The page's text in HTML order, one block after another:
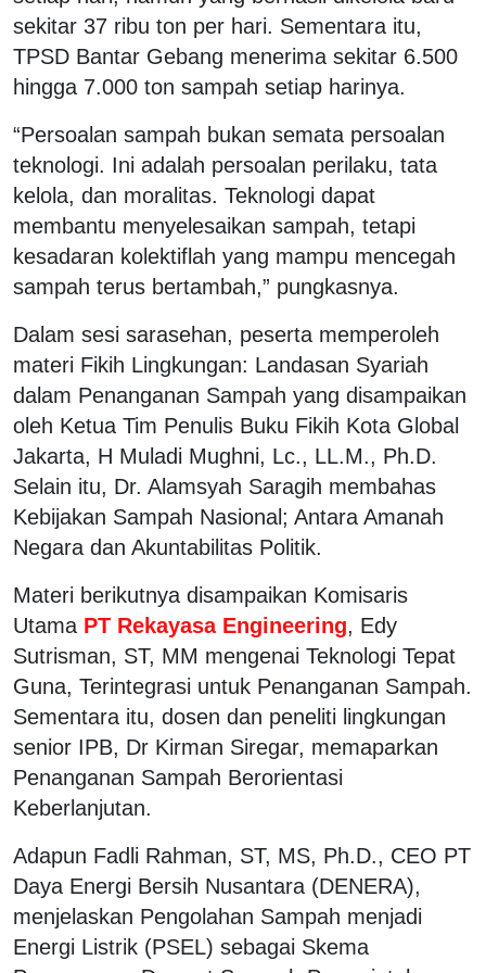
sekitar 37 ribu ton per hari. Sementara itu,
TPSD Bantar Gebang menerima sekitar 6.500
hingga 7.000 ton sampah setiap harinya.
“Persoalan sampah bukan semata persoalan
teknologi. Ini adalah persoalan perilaku, tata
kelola, dan moralitas. Teknologi dapat
membantu menyelesaikan sampah, tetapi
kesadaran kolektiflah yang mampu mencegah
sampah terus bertambah,” pungkasnya.
Dalam sesi sarasehan, peserta memperoleh
materi Fikih Lingkungan: Landasan Syariah
dalam Penanganan Sampah yang disampaikan
oleh Ketua Tim Penulis Buku Fikih Kota Global
Jakarta, H Muladi Mughni, Lc., LL.M., Ph.D.
Selain itu, Dr. Alamsyah Saragih membahas
Kebijakan Sampah Nasional; Antara Amanah
Negara dan Akuntabilitas Politik.
Materi berikutnya disampaikan Komisaris
Utama PT Rekayasa Engineering, Edy
Sutrisman, ST, MM mengenai Teknologi Tepat
Guna, Terintegrasi untuk Penanganan Sampah.
Sementara itu, dosen dan peneliti lingkungan
senior IPB, Dr Kirman Siregar, memaparkan
Penanganan Sampah Berorientasi
Keberlanjutan.
Adapun Fadli Rahman, ST, MS, Ph.D., CEO PT
Daya Energi Bersih Nusantara (DENERA),
menjelaskan Pengolahan Sampah menjadi
Energi Listrik (PSEL) sebagai Skema